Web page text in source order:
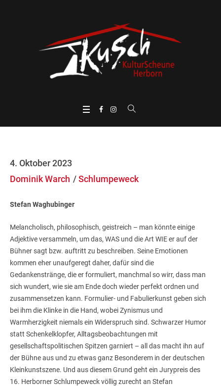
4. Oktober 2023
Dominik Warch
Schlumpeweck
Stefan Waghubinger
Melancholisch, philosophisch, geistreich – man könnte einige
Adjektive versammeln, um das, WAS und die Art WIE er auf der
Bühner sagt bzw. auftritt zu beschreiben. Seine Emotionen
kommen eher unaufgeregt daher, dafür sind die
Gedankenstränge, die er formuliert, manchmal so wirr, dass man
sich wundert, wie sie am Ende doch wieder perfekt ordnen und
zusammensetzen kann. Formulier- und Fabulierkunst geben sich
bei ihm die Klinke in die Hand, wobei Zynismus und
Warmherzigkeit niemals ein Widerspruch sind. Schwarzer Humor
statt Schenkelklopfer, Alltagsbeobachtungen mit
gesellschaftspolitischen Spitzen garniert – all das macht ihn auf
der Bühne aus und zu etwas ganz Besonderem in der deutschen
Kleinkunstszene. Und aus diesem Grund geht ein Jurypreis des
16. Herborner Schlumpeweck völlig zurecht an Stefan